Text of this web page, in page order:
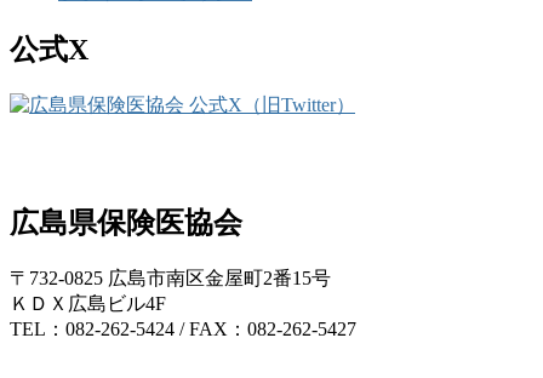
公式X
広島県保険医協会
〒732-0825 広島市南区金屋町2番15号
ＫＤＸ広島ビル4F
TEL：082-262-5424 / FAX：082-262-5427